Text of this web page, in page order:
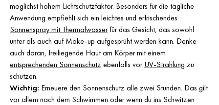
möglichst hohem Lichtschutzfaktor. Besonders für die tägliche
Anwendung empfiehlt sich ein leichtes und erfrischendes
Sonnenspray mit Thermalwasserfür das Gesicht, das sowohl
unter als auch auf Make-up aufgesprüht werden kann. Denke
auch daran, freiliegende Haut am Körper mit einem
entsprechenden Sonnenschutz ebenfalls vorUV-Strahlung zu
schützen.
Wichtig: Erneuere den Sonnenschutz alle zwei Stunden. Das gilt
vor allem nach dem Schwimmen oder wenn du ins Schwitzen